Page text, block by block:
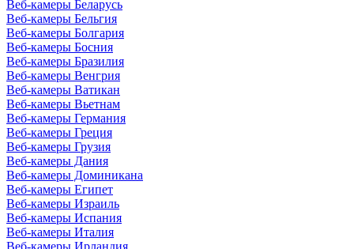
Веб-камеры Беларусь
Веб-камеры Бельгия
Веб-камеры Болгария
Веб-камеры Босния
Веб-камеры Бразилия
Веб-камеры Венгрия
Веб-камеры Ватикан
Веб-камеры Вьетнам
Веб-камеры Германия
Веб-камеры Греция
Веб-камеры Грузия
Веб-камеры Дания
Веб-камеры Доминикана
Веб-камеры Египет
Веб-камеры Израиль
Веб-камеры Испания
Веб-камеры Италия